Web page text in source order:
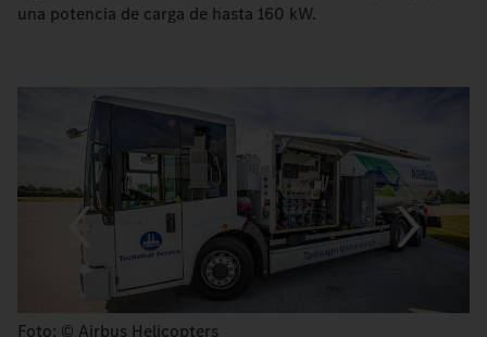
una potencia de carga de hasta 160 kW.
Foto: © Airbus Helicopters